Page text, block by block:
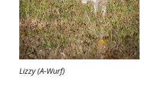
Lizzy (A-Wurf)